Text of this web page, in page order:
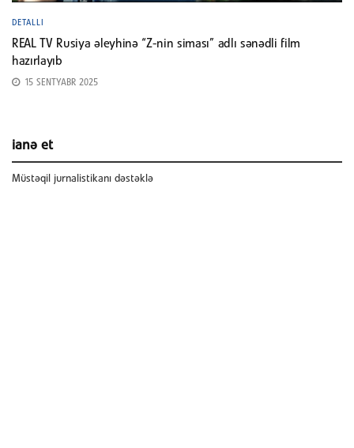
DETALLI
REAL TV Rusiya əleyhinə “Z-nin siması” adlı sənədli film
hazırlayıb
15 SENTYABR 2025
ianə et
Müstəqil jurnalistikanı dəstəklə